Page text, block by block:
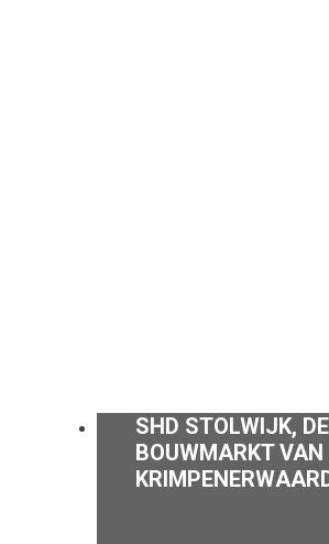
SHD STOLWIJK,
BOUWMARKT VAN